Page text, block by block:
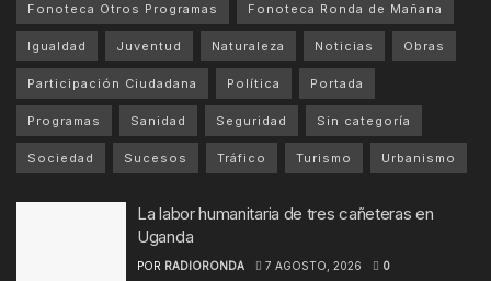
Fonoteca Otros Programas Fonoteca Ronda de Mañana
Igualdad Juventud Naturaleza Noticias Obras
Participación Ciudadana Política Portada
Programas Sanidad Seguridad Sin categoría
Sociedad Sucesos Tráfico Turismo Urbanismo
La labor humanitaria de tres cañeteras en
Uganda
POR RADIORONDA 7 AGOSTO, 2026 0